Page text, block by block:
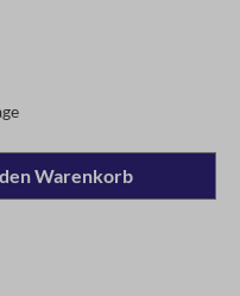
Warenkorb